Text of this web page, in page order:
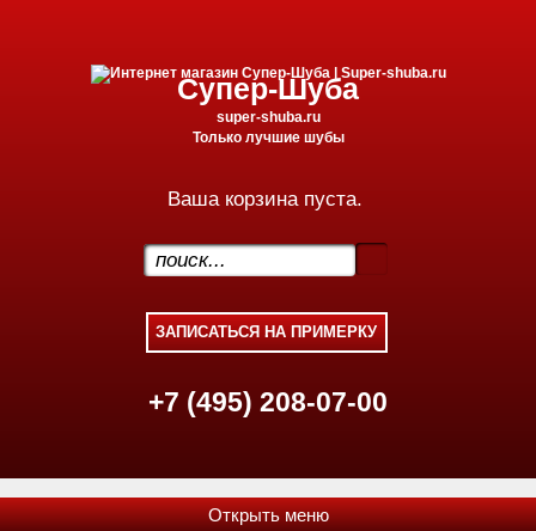
Супер-Шуба
super-shuba.ru
Только лучшие шубы
Ваша корзина пуста.
.
+7 (495) 208-07-00